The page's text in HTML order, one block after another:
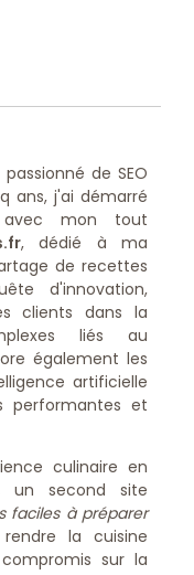
de SEO
ans, j'ai démarré
mon tout
, dédié à ma
de recettes
d'innovation,
clients dans la
liés au
également les
artificielle
performantes et
culinaire en
un second site
faciles à préparer
la cuisine
sur la